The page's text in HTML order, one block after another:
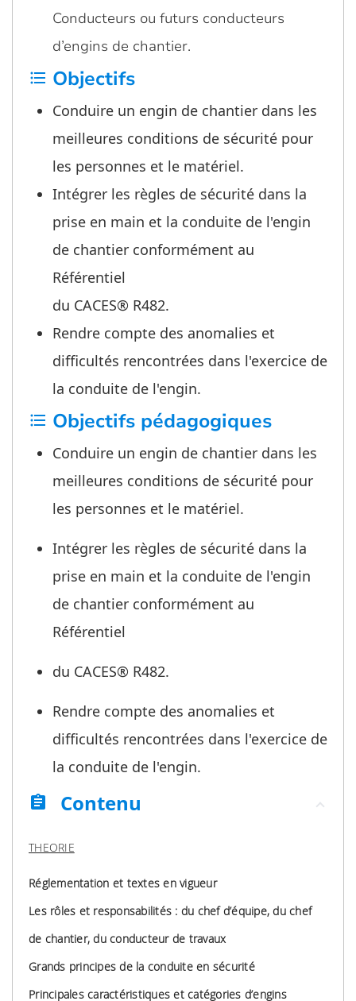
Conducteurs ou futurs conducteurs
d’engins de chantier.
format_list_bulleted Objectifs
Conduire un engin de chantier dans les
meilleures conditions de sécurité pour
les personnes et le matériel.
Intégrer les règles de sécurité dans la
prise en main et la conduite de l'engin
de chantier conformément au
Référentiel
du CACES® R482.
Rendre compte des anomalies et
difficultés rencontrées dans l'exercice de
la conduite de l'engin.
format_list_bulleted Objectifs pédagogiques
Conduire un engin de chantier dans les
meilleures conditions de sécurité pour
les personnes et le matériel.
Intégrer les règles de sécurité dans la
prise en main et la conduite de l'engin
de chantier conformément au
Référentiel
du CACES® R482.
Rendre compte des anomalies et
difficultés rencontrées dans l'exercice de
la conduite de l'engin.
assignment
Contenu
THEORIE
Réglementation et textes en vigueur
Les rôles et responsabilités : du chef d’équipe, du chef
de chantier, du conducteur de travaux
Grands principes de la conduite en sécurité
Principales caractéristiques et catégories d’engins